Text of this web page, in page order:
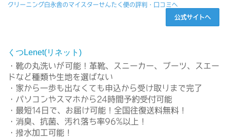
クリーニング白永舎のマイスターせんたく便の評判・口コミへ
公式サイトへ
くつLenet(リネット)
・靴の丸洗いが可能！革靴、スニーカー、ブーツ、スエー
ドなど種類や生地を選ばない
・家から一歩も出なくても申込から受け取りまで完了
・パソコンやスマホから24時間予約受付可能
・最短14日で、お届け可能！全国往復送料無料！
・消臭、抗菌、汚れ落ち率96%以上！
・撥水加工可能！